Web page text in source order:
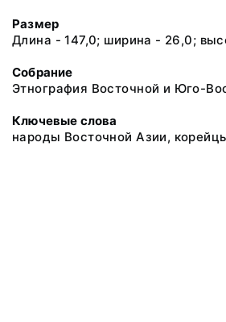
Размер
Длина - 147,0; ширина - 26,0;
Собрание
Этнография Восточной и Юго-
Ключевые слова
народы Восточной Азии,